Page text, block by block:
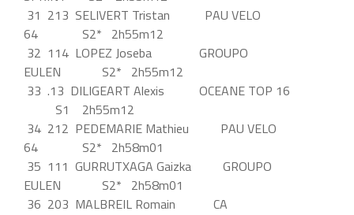
31 213 SELIVERT Tristan PAU VELO
64 S2* 2h55m12
32 114 LOPEZ Joseba GROUPO
EULEN S2* 2h55m12
33 .13 DILIGEART Alexis OCEANE TOP 16
S1 2h55m12
34 212 PEDEMARIE Mathieu PAU VELO
64 S2* 2h58m01
35 111 GURRUTXAGA Gaizka GROUPO
EULEN S2* 2h58m01
36 203 MALBREIL Romain CA